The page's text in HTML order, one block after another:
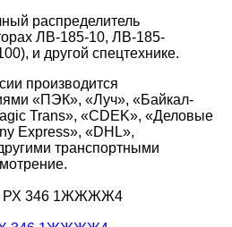
распределитель
ЛВ-185-10, ЛВ-185-
и другой спецтехнике.
производится
«ПЭК», «Луч», «Байкал-
Trans», «CDEK», «Деловые
Express», «DHL»,
транспортными